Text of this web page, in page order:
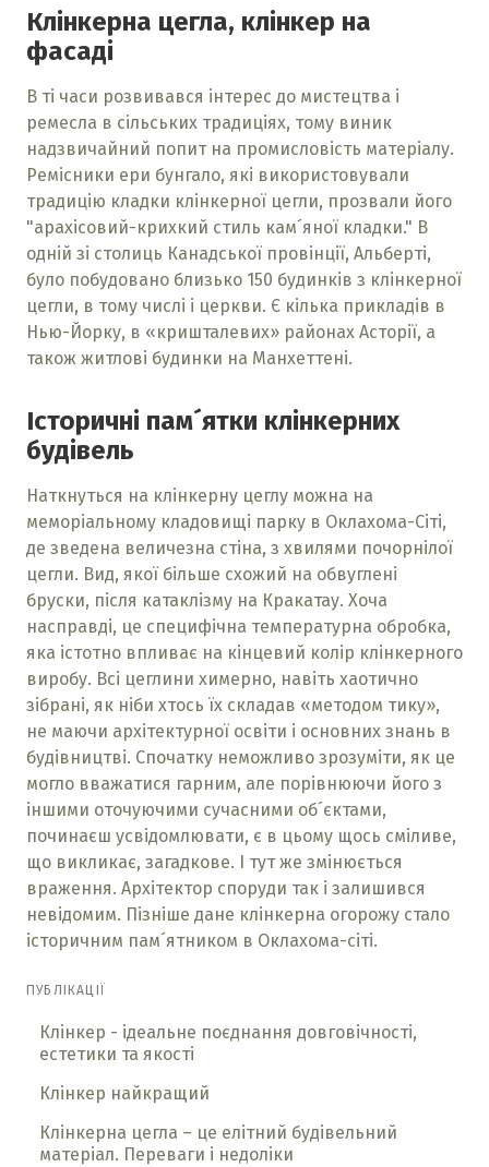
Клінкерна цегла, клінкер на
фасаді
В ті часи розвивався інтерес до мистецтва і
ремесла в сільських традиціях, тому виник
надзвичайний попит на промисловість матеріалу.
Ремісники ери бунгало, які використовували
традицію кладки клінкерної цегли, прозвали його
"арахісовий-крихкий стиль кам´яної кладки." В
одній зі столиць Канадської провінції, Альберті,
було побудовано близько 150 будинків з клінкерної
цегли, в тому числі і церкви. Є кілька прикладів в
Нью-Йорку, в «кришталевих» районах Асторії, а
також житлові будинки на Манхеттені.
Історичні пам´ятки клінкерних
будівель
Наткнуться на клінкерну цеглу можна на
меморіальному кладовищі парку в Оклахома-Сіті,
де зведена величезна стіна, з хвилями почорнілої
цегли. Вид, якої більше схожий на обвуглені
бруски, після катаклізму на Кракатау. Хоча
насправді, це специфічна температурна обробка,
яка істотно впливає на кінцевий колір клінкерного
виробу. Всі цеглини химерно, навіть хаотично
зібрані, як ніби хтось їх складав «методом тику»,
не маючи архітектурної освіти і основних знань в
будівництві. Спочатку неможливо зрозуміти, як це
могло вважатися гарним, але порівнюючи його з
іншими оточуючими сучасними об´єктами,
починаєш усвідомлювати, є в цьому щось сміливе,
що викликає, загадкове. І тут же змінюється
враження. Архітектор споруди так і залишився
невідомим. Пізніше дане клінкерна огорожу стало
історичним пам´ятником в Оклахома-сіті.
ПУБЛІКАЦІЇ
Клінкер - ідеальне поєднання довговічності,
естетики та якості
Клінкер найкращий
Клінкерна цегла – це елітний будівельний
матеріал. Переваги і недоліки